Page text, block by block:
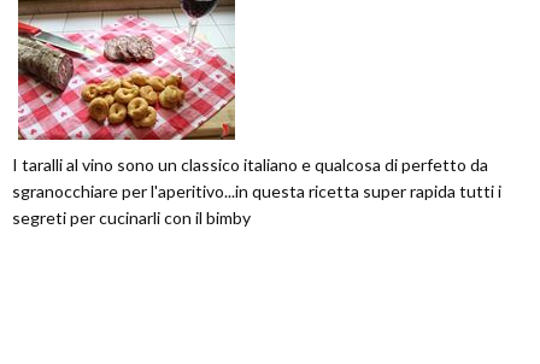
I taralli al vino sono un classico italiano e qualcosa di perfetto da
sgranocchiare per l'aperitivo...in questa ricetta super rapida tutti i
segreti per cucinarli con il bimby